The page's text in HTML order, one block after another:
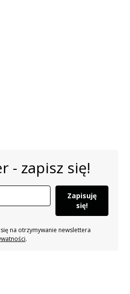
- zapisz się!
Zapisuję
się!
na otrzymywanie newslettera
.